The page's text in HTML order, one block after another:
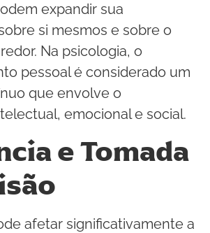
expandir sua
si mesmos e sobre o
Na psicologia, o
pessoal é considerado um
que envolve o
emocional e social.
e Tomada
afetar significativamente a